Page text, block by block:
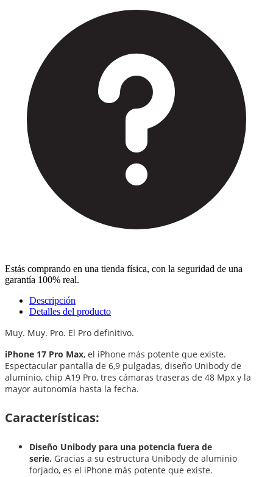
Estás comprando en una tienda física, con la seguridad de una
garantía 100% real.
Descripción
Detalles del producto
Muy. Muy. Pro. El Pro definitivo.
iPhone 17 Pro Max, el iPhone más potente que existe.
Espectacular pantalla de 6,9 pulgadas, diseño Unibody de
aluminio, chip A19 Pro, tres cámaras traseras de 48 Mpx y la
mayor autonomía hasta la fecha.
Características:
Diseño Unibody para una potencia fuera de
serie. Gracias a su estructura Unibody de aluminio
forjado, es el iPhone más potente que existe.